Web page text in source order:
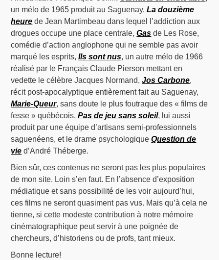
un mélo de 1965 produit au Saguenay,La douzième
heure de Jean Martimbeau dans lequel l’addiction aux
drogues occupe une place centrale,Gas de Les Rose,
comédie d’action anglophone qui ne semble pas avoir
marqué les esprits,Ils sont nus, un autre mélo de 1966
réalisé par le Français Claude Pierson mettant en
vedette le célèbre Jacques Normand,Jos Carbone,
récit post-apocalyptique entièrement fait au Saguenay,
Marie-Queur, sans doute le plus foutraque des « films de
fesse » québécois,Pas de jeu sans soleil, lui aussi
produit par une équipe d’artisans semi-professionnels
saguenéens, et le drame psychologiqueQuestion de
vie d’André Théberge.
Bien sûr, ces contenus ne seront pas les plus populaires
de mon site. Loin s’en faut. En l’absence d’exposition
médiatique et sans possibilité de les voir aujourd’hui,
ces films ne seront quasiment pas vus. Mais qu’à cela ne
tienne, si cette modeste contribution à notre mémoire
cinématographique peut servir à une poignée de
chercheurs, d’historiens ou de profs, tant mieux.
Bonne lecture!